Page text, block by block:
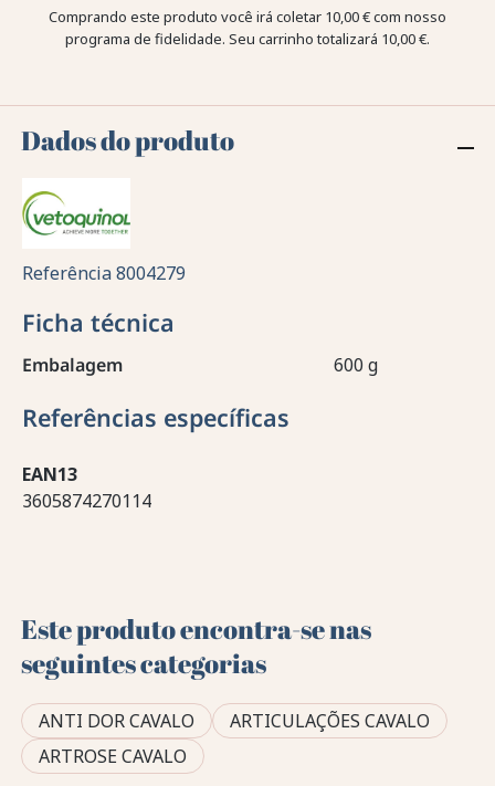
Comprando este produto você irá coletar 10,00 €com nosso
programa de fidelidade. Seu carrinho totalizará 10,00 €.
Dados do produto
Referência8004279
Ficha técnica
Embalagem 600 g
Referências específicas
EAN13
3605874270114
Este produto encontra-se nas
seguintes categorias
ANTI DOR CAVALO
ARTICULAÇÕES CAVALO
ARTROSE CAVALO